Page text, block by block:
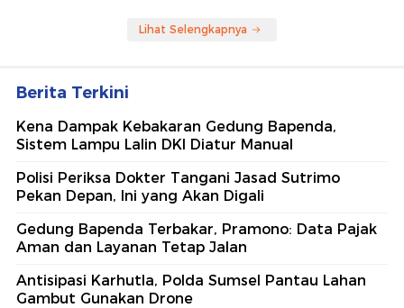
Lihat Selengkapnya
Berita Terkini
Kena Dampak Kebakaran Gedung Bapenda,
Sistem Lampu Lalin DKI Diatur Manual
Polisi Periksa Dokter Tangani Jasad Sutrimo
Pekan Depan, Ini yang Akan Digali
Gedung Bapenda Terbakar, Pramono: Data Pajak
Aman dan Layanan Tetap Jalan
Antisipasi Karhutla, Polda Sumsel Pantau Lahan
Gambut Gunakan Drone